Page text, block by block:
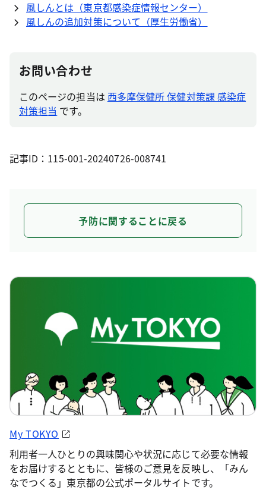
風しんとは（東京都感染症情報センター）
風しんの追加対策について（厚生労働省）
お問い合わせ
このページの担当は 西多摩保健所 保健対策課 感染症
対策担当 です。
記事ID：115-001-20240726-008741
予防に関することに戻る
My TOKYO
利用者一人ひとりの興味関心や状況に応じて必要な情報
をお届けするとともに、皆様のご意見を反映し、「みん
なでつくる」東京都の公式ポータルサイトです。